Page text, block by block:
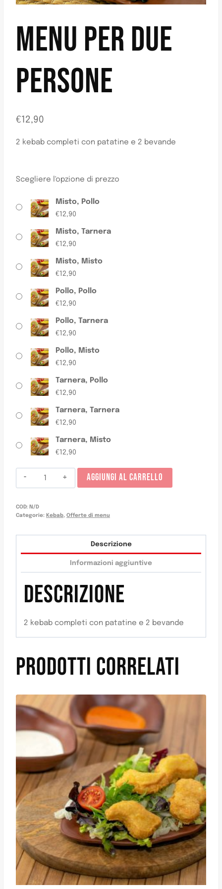
MENU PER DUE
PERSONE
€12,90
2 kebab completi con patatine e 2 bevande
Scegliere l'opzione di prezzo
Misto, Pollo
€12,90
Misto, Tarnera
€12,90
Misto, Misto
€12,90
Pollo, Pollo
€12,90
Pollo, Tarnera
€12,90
Pollo, Misto
€12,90
Tarnera, Pollo
€12,90
Tarnera, Tarnera
€12,90
Tarnera, Misto
€12,90
Menú
para
quantità
AGGIUNGI AL CARRELLO
COD: N/D
Categorie: Kebab, Offerte di menu
Descrizione
Informazioni aggiuntive
DESCRIZIONE
2 kebab completi con patatine e 2 bevande
PRODOTTI CORRELATI